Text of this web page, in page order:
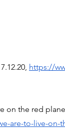
https://
on the red
are-to-live-on-